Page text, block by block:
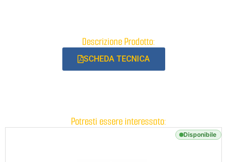
Descrizione Prodotto:
SCHEDA TECNICA
Potresti essere interessato:
Disponibile